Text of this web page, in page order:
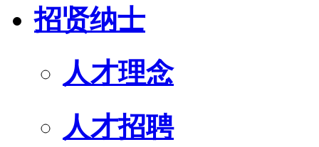
招贤纳士
人才理念
人才招聘